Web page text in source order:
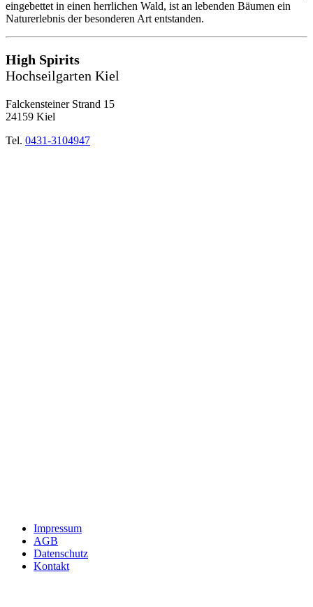
eingebettet in einen herrlichen Wald, ist an lebenden Bäumen ein
Naturerlebnis der besonderen Art entstanden.
High Spirits
Hochseilgarten Kiel
Falckensteiner Strand 15
24159 Kiel
Tel. 0431-3104947
Impressum
AGB
Datenschutz
Kontakt